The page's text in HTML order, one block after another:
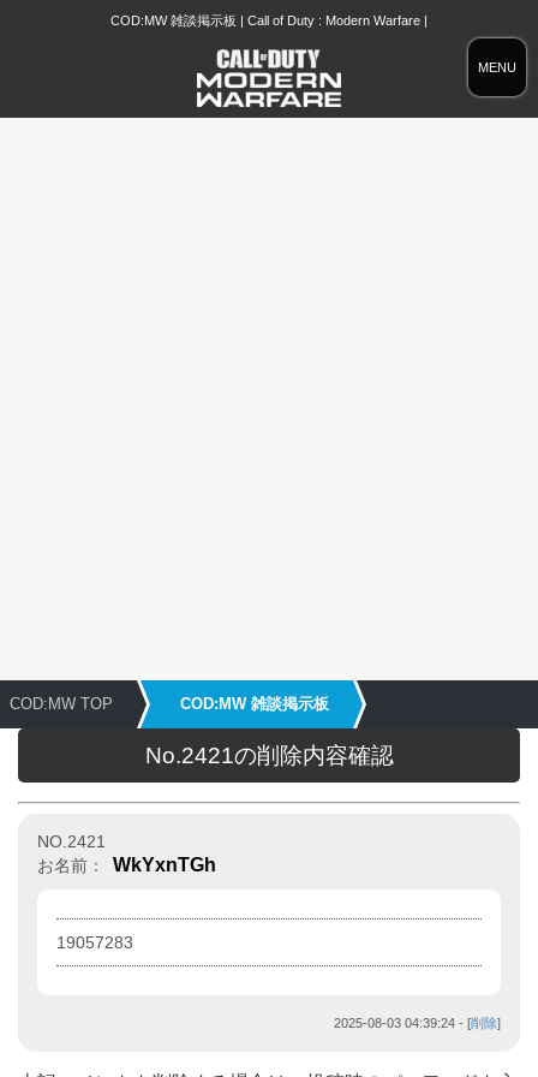
MENU
COD:MW 雑談掲示板 | Call of Duty : Modern Warfare |
COD:MW TOP COD:MW 雑談掲示板
No.2421の削除内容確認
NO.2421
お名前：
WkYxnTGh
19057283
2025-08-03 04:39:24 - [削除]